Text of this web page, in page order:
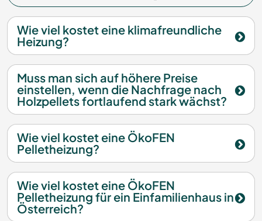
Wie viel kostet eine klimafreundliche
Heizung?
Muss man sich auf höhere Preise
einstellen, wenn die Nachfrage nach
Holzpellets fortlaufend stark wächst?
Wie viel kostet eine ÖkoFEN
Pelletheizung?
Wie viel kostet eine ÖkoFEN
Pelletheizung für ein Einfamilienhaus in
Österreich?